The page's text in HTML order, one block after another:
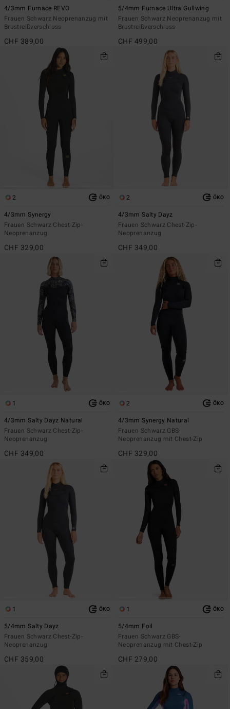
4/3mm Furnace REVO
Frauen Schwarz Neoprenanzug mit
Brustreißverschluss
CHF 389,00
5/4mm Furnace Ultra Gullwing
Frauen Schwarz Neoprenanzug mit
Brustreißverschluss
CHF 499,00
2 ÖKO
4/3mm Synergy
Frauen Schwarz Chest-Zip-
Neoprenanzug
CHF 329,00
2 ÖKO
4/3mm Salty Dayz
Frauen Schwarz Chest-Zip-
Neoprenanzug
CHF 349,00
1 ÖKO
4/3mm Salty Dayz Natural
Frauen Schwarz Chest-Zip-
Neoprenanzug
CHF 349,00
2 ÖKO
4/3mm Synergy Natural
Frauen Schwarz GBS-
Neoprenanzug mit Chest-Zip
CHF 329,00
1 ÖKO
5/4mm Salty Dayz
Frauen Schwarz Chest-Zip-
Neoprenanzug
CHF 359,00
1 ÖKO
5/4mm Foil
Frauen Schwarz GBS-
Neoprenanzug mit Chest-Zip
CHF 279,00